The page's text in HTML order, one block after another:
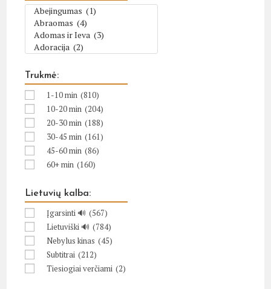
Trukmė:
1-10 min (810)
10-20 min (204)
20-30 min (188)
30-45 min (161)
45-60 min (86)
60+ min (160)
Lietuvių kalba:
Įgarsinti 🔊 (567)
Lietuviški 🔊 (784)
Nebylus kinas (45)
Subtitrai (212)
Tiesiogiai verčiami (2)